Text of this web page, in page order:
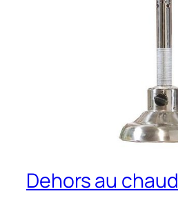
Dehors au chaud